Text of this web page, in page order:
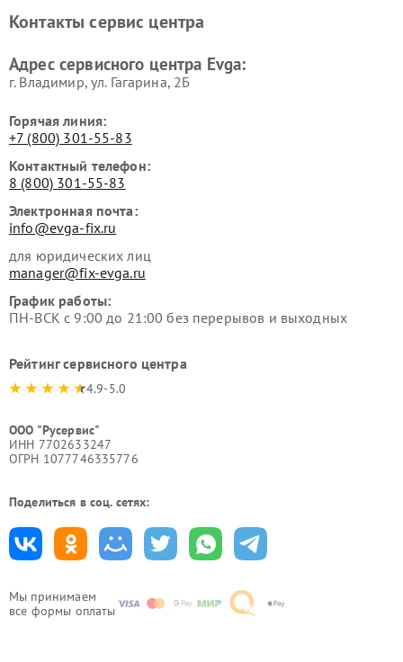
Мы принимаем
все формы оплаты
Контакты сервис центра
Адрес сервисного центра Evga:
г. Владимир, ул. Гагарина, 2Б
Горячая линия:
+7 (800) 301-55-83
Контактный телефон:
8 (800) 301-55-83
Электронная почта:
info@evga-fix.ru
для юридических лиц
manager@fix-evga.ru
График работы:
ПН-ВСК с 9:00 до 21:00 без перерывов и выходных
Рейтинг сервисного центра
4.9-5.0
ООО "Русервис"
ИНН 7702633247
ОГРН 1077746335776
Поделиться в соц. сетях: